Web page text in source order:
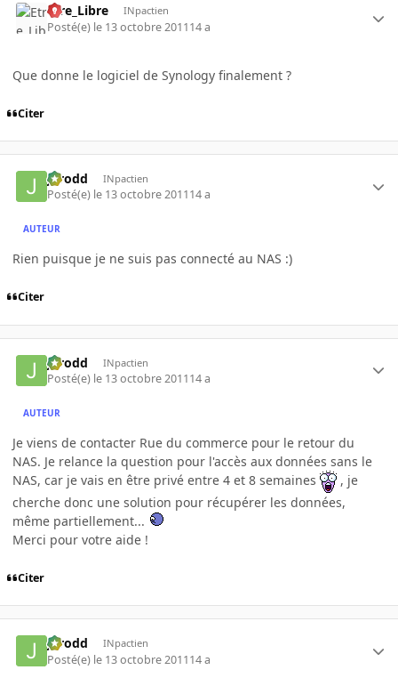
Etre_Libre INpactien
Posté(e) le 13 octobre 201114 a
Que donne le logiciel de Synology finalement ?
Citer
Jarodd INpactien
Posté(e) le 13 octobre 201114 a
AUTEUR
Rien puisque je ne suis pas connecté au NAS :)
Citer
Jarodd INpactien
Posté(e) le 13 octobre 201114 a
AUTEUR
Je viens de contacter Rue du commerce pour le retour du
NAS. Je relance la question pour l'accès aux données sans le
NAS, car je vais en être privé entre 4 et 8 semaines
, je
cherche donc une solution pour récupérer les données,
même partiellement...
Merci pour votre aide !
Citer
Jarodd INpactien
Posté(e) le 13 octobre 201114 a